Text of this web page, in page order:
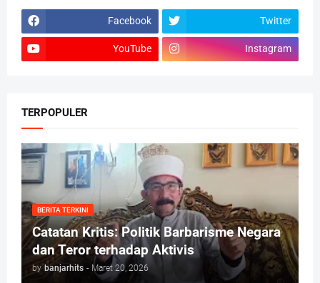
Facebook Twitter
YouTube Instagram
TERPOPULER
BERITA TERKINI
Catatan Kritis: Politik Barbarisme Negara
dan Teror terhadap Aktivis
by banjarhits - Maret 20, 2026